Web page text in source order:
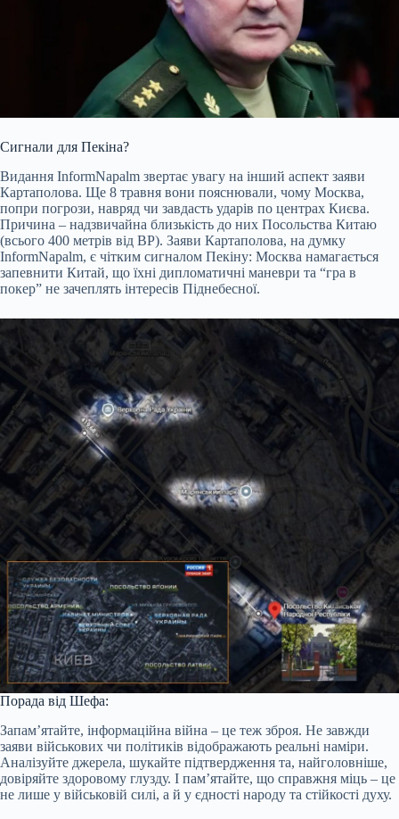
Сигнали для Пекіна?
Видання InformNapalm звертає увагу на інший аспект заяви
Картаполова. Ще 8 травня вони пояснювали, чому Москва,
попри погрози, навряд чи завдасть ударів по центрах Києва.
Причина – надзвичайна близькість до них Посольства Китаю
(всього 400 метрів від ВР). Заяви Картаполова, на думку
InformNapalm, є чітким сигналом Пекіну: Москва намагається
запевнити Китай, що їхні дипломатичні маневри та “гра в
покер” не зачеплять інтересів Піднебесної.
Порада від Шефа:
Запам’ятайте, інформаційна війна – це теж зброя. Не завжди
заяви військових чи політиків відображають реальні наміри.
Аналізуйте джерела, шукайте підтвердження та, найголовніше,
довіряйте здоровому глузду. І пам’ятайте, що справжня міць – це
не лише у військовій силі, а й у єдності народу та стійкості духу.